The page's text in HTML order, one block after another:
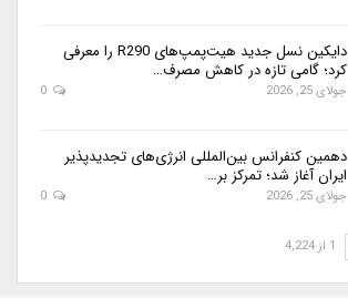
دایکین نسل جدید هیت‌پمپ‌های R290 را معرفی
کرد؛ گامی تازه در کاهش مصرف…
جولای 25, 2026
دهمین کنفرانس بین‌المللی انرژی‌های تجدیدپذیر
ایران آغاز شد؛ تمرکز بر…
جولای 25, 2026
1 از 4,224